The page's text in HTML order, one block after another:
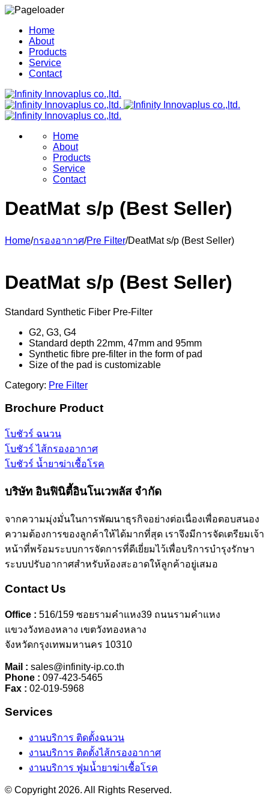
Home
About
Products
Service
Contact
Home
About
Products
Service
Contact
DeatMat s/p (Best Seller)
Home/กรองอากาศ/Pre Filter/DeatMat s/p (Best Seller)
DeatMat s/p (Best Seller)
Standard Synthetic Fiber Pre-Filter
G2, G3, G4
Standard depth 22mm, 47mm and 95mm
Synthetic fibre pre-filter in the form of pad
Size of the pad is customizable
Category: Pre Filter
Brochure Product
โบชัวร์ ฉนวน
โบชัวร์ ไส้กรองอากาศ
โบชัวร์ น้ำยาฆ่าเชื้อโรค
บริษัท อินฟินิตี้อินโนเวพลัส จำกัด
จากความมุ่งมั่นในการพัฒนาธุรกิจอย่างต่อเนื่องเพื่อตอบสนอง
ความต้องการของลูกค้าให้ได้มากที่สุด เราจึงมีการจัดเตรียมเจ้า
หน้าที่พร้อมระบบการจัดการที่ดีเยี่ยมไว้เพื่อบริการบำรุงรักษา
ระบบปรับอากาศสำหรับห้องสะอาดให้ลูกค้าอยู่เสมอ
Contact Us
Office : 516/159 ซอยรามคำแหง39 ถนนรามคำแหง
แขวงวังทองหลาง เขตวังทองหลาง
จังหวัดกรุงเทพมหานคร 10310
Mail : sales@infinity-ip.co.th
Phone : 097-423-5465​
Fax : 02-019-5968
Services
งานบริการ ติดตั้งฉนวน
งานบริการ ติดตั้งไส้กรองอากาศ
งานบริการ ฟูมน้ำยาฆ่าเชื้อโรค
© Copyright 2026. All Rights Reserved.